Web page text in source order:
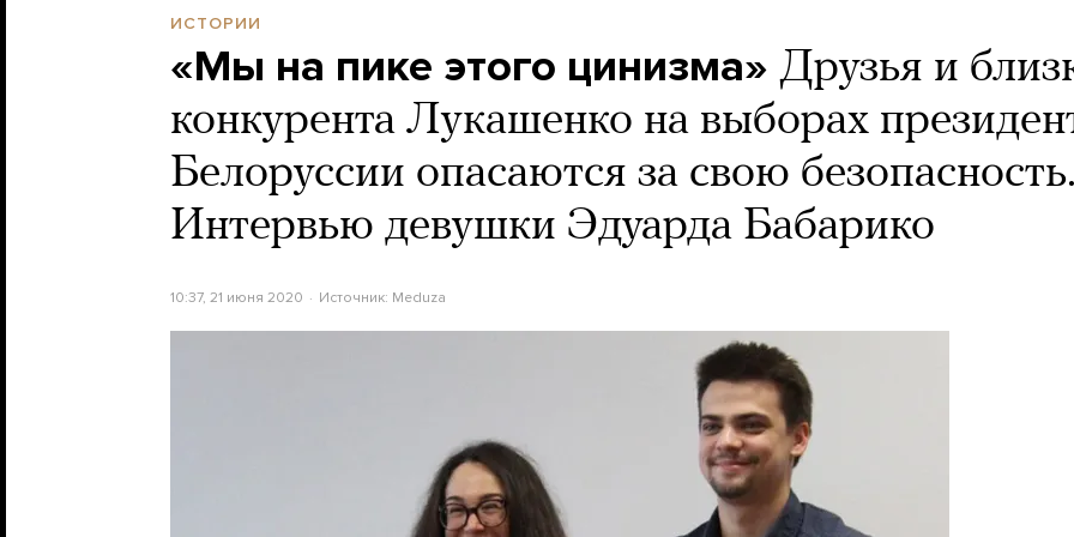
ИСТОРИИ
«Мы на пике этого цинизма» Друзья и
конкурента Лукашенко на выборах
Белоруссии опасаются за свою безопасность.
Интервью девушки Эдуарда Бабарико
10:37, 21 июня 2020 Источник: Meduza